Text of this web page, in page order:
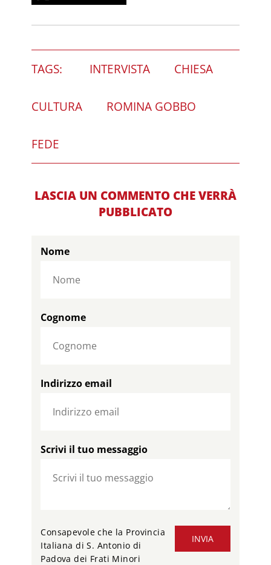
TAGS: INTERVISTA CHIESA
CULTURA ROMINA GOBBO
FEDE
LASCIA UN COMMENTO CHE VERRÀ
PUBBLICATO
Nome
Cognome
Indirizzo email
Scrivi il tuo messaggio
INVIA
Consapevole che la Provincia
Italiana di S. Antonio di
Padova dei Frati Minori